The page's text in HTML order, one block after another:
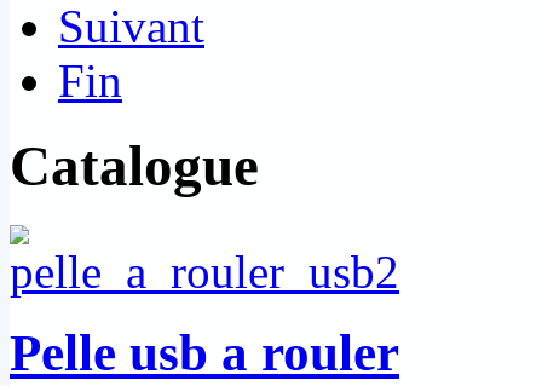
Suivant
Fin
Catalogue
Pelle usb a rouler